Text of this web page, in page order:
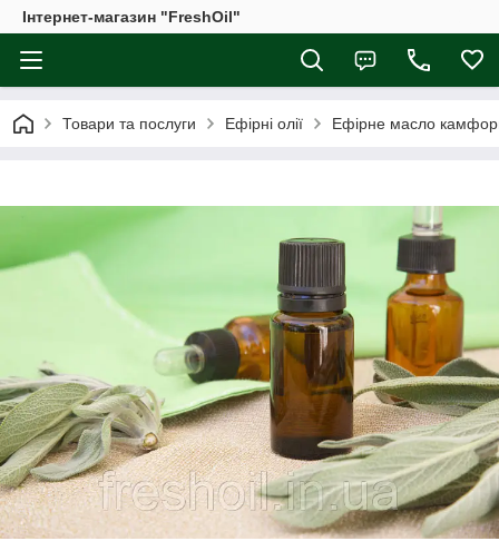
Інтернет-магазин "FreshOil"
Товари та послуги Ефірні олії Ефірне масло